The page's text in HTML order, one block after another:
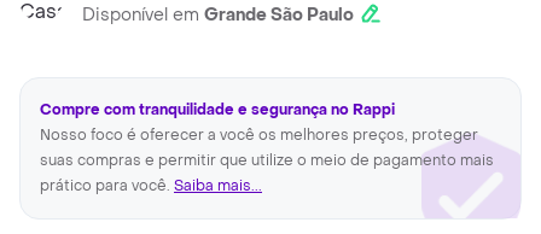
Disponível em Grande São Paulo
Compre com tranquilidade e segurança no Rappi
Nosso foco é oferecer a você os melhores preços, proteger
suas compras e permitir que utilize o meio de pagamento mais
prático para você. Saiba mais...